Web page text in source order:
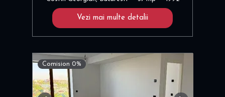
Vezi mai multe detalii
Comision 0%